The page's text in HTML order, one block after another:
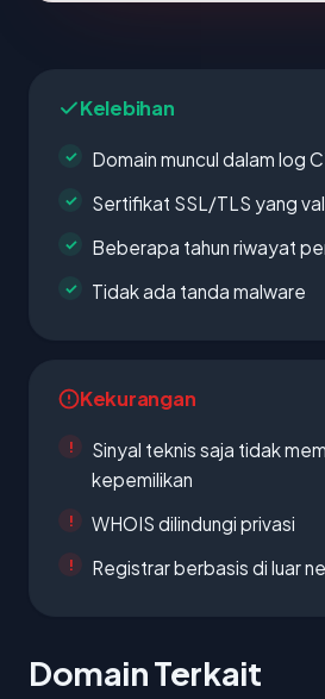
Kelebihan
Domain muncul dalam log
Sertifikat SSL/TLS yang
Beberapa tahun riwayat
Tidak ada tanda malware
Kekurangan
Sinyal teknis saja tidak
kepemilikan
WHOIS dilindungi privasi
Registrar berbasis di luar
Domain Terkait